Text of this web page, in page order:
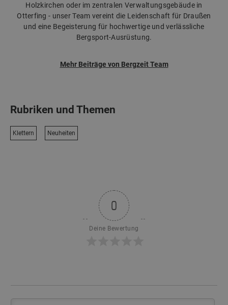
Holzkirchen oder im zentralen Verwaltungsgebäude in
Otterfing - unser Team vereint die Leidenschaft für Draußen
und eine Begeisterung für hochwertige und verlässliche
Bergsport-Ausrüstung.
Mehr Beiträge von Bergzeit Team
Rubriken und Themen
Klettern Neuheiten
0
Deine Bewertung